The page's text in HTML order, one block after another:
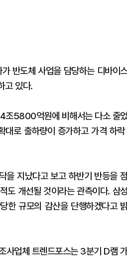
반도체 사업을 담당하는 디바이
고 있다.
조5800억원에 비해서는 다소 줄
로 출하량이 증가하고 가격 하
을 지났다고 보고 하반기 반등을
도 개선될 것이라는 관측이다. 삼
한 규모의 감산을 단행하겠다고
사업체 트렌드포스는 3분기 D램